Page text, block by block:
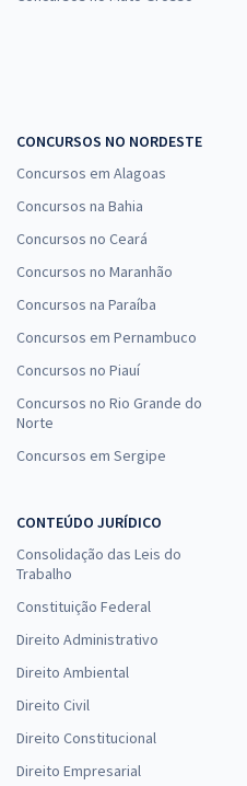
CONCURSOS NO NORDESTE
Concursos em Alagoas
Concursos na Bahia
Concursos no Ceará
Concursos no Maranhão
Concursos na Paraíba
Concursos em Pernambuco
Concursos no Piauí
Concursos no Rio Grande do
Norte
Concursos em Sergipe
CONTEÚDO JURÍDICO
Consolidação das Leis do
Trabalho
Constituição Federal
Direito Administrativo
Direito Ambiental
Direito Civil
Direito Constitucional
Direito Empresarial